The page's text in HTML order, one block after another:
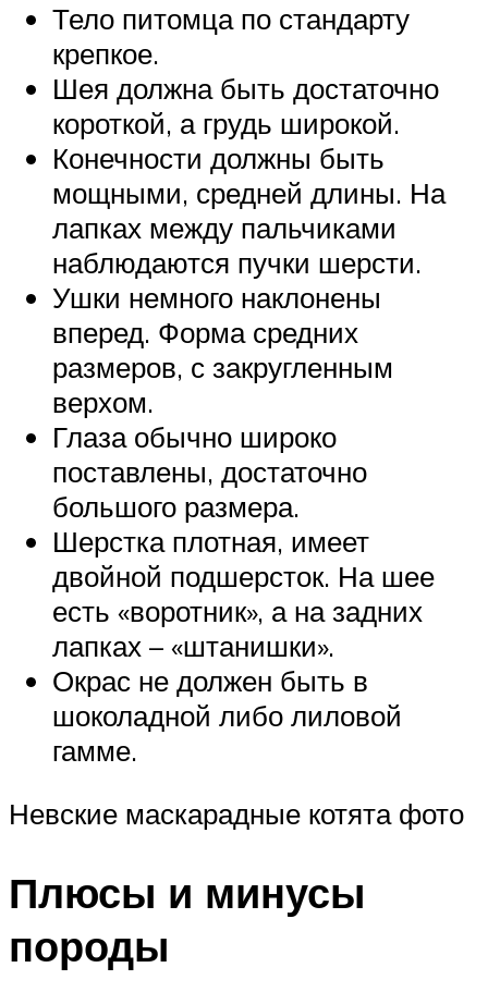
Тело питомца по стандарту
крепкое.
Шея должна быть достаточно
короткой, а грудь широкой.
Конечности должны быть
мощными, средней длины. На
лапках между пальчиками
наблюдаются пучки шерсти.
Ушки немного наклонены
вперед. Форма средних
размеров, с закругленным
верхом.
Глаза обычно широко
поставлены, достаточно
большого размера.
Шерстка плотная, имеет
двойной подшерсток. На шее
есть «воротник», а на задних
лапках – «штанишки».
Окрас не должен быть в
шоколадной либо лиловой
гамме.
Невские маскарадные котята фото
Плюсы и минусы
породы